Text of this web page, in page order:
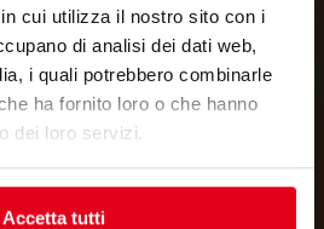
cui utilizza il nostro sito con i
di analisi dei dati web,
i quali potrebbero combinarle
ha fornito loro o che hanno
dei loro servizi.
Accetta tutti